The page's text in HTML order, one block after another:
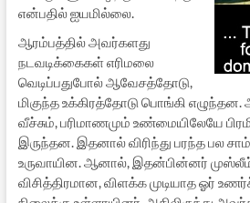
என்பதில் ஐயமில்லை.
ஆரம்பத்தில் அவர்களது
நடவடிக்கைகள் எரிமலை
வெடிப்பதுபோல் ஆவேசத்தோடு,
மிகுந்த உக்கிரத்தோடு பொங்கி
வீச்சும், பரிமாணமும் உண்மையிலேயே
இருந்தன. இதனால் விரிந்து பரந்த பல
உருவாயின. ஆனால், இதன்பின்னர்
விசித்திரமான, விளக்க முடியாத ஓர்